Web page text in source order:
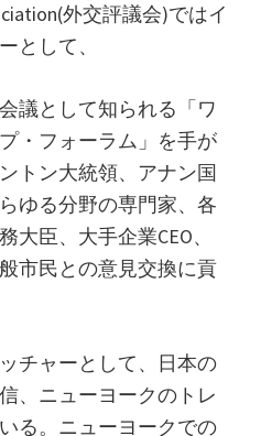
外交評議会)ではイ
として、
議として知られる「ワ
・フォーラム」を手が
トン大統領、アナン国
ゆる分野の専門家、各
臣、大手企業CEO、
市民との意見交換に貢
チャーとして、日本の
、ニューヨークのトレ
る。ニューヨークでの